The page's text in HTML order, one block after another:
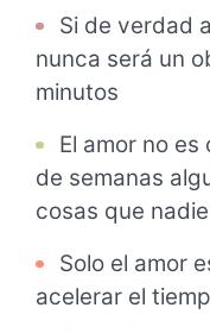
Si de verdad
nunca será un
minutos
El amor no
de semanas
cosas que
Solo el amor
acelerar el